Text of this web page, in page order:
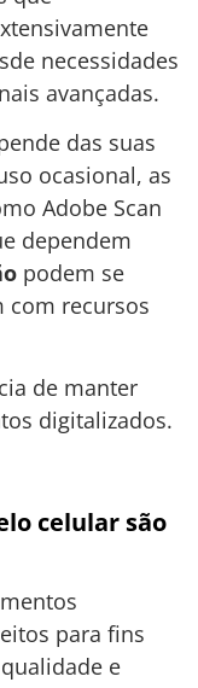
necessidades
avançadas.
das suas
ocasional, as
Adobe Scan
dependem
podem se
com recursos
de manter
digitalizados.
celular são
para fins
e